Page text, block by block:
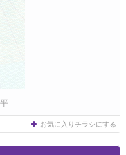
お気に入りチラシにする